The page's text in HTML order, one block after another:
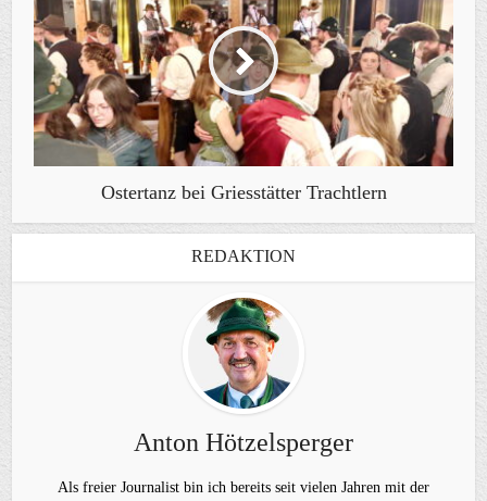
Ostertanz bei Griesstätter Trachtlern
REDAKTION
Anton Hötzelsperger
Als freier Journalist bin ich bereits seit vielen Jahren mit der